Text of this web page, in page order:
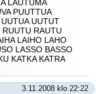
LAUTUMA
PUUTTUA
UUTUT
RAUTU
LAIHO LAHO
LASSO BASSO
KATKA KATRA
3.11.2008 klo 22:22